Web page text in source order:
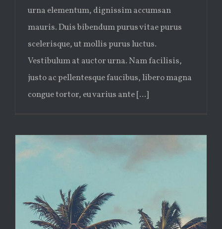
urna elementum, dignissim accumsan
mauris. Duis bibendum purus vitae purus
scelerisque, ut mollis purus luctus.
Vestibulum at auctor urna. Nam facilisis,
justo ac pellentesque faucibus, libero magna
congue tortor, eu varius ante [...]